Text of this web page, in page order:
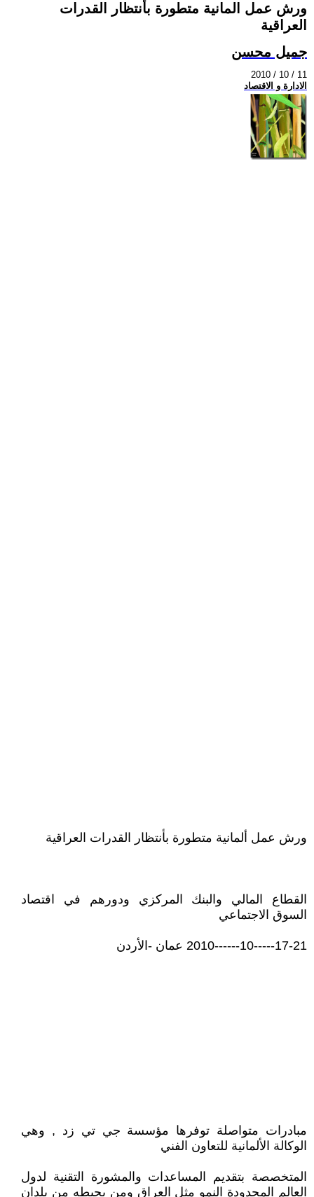
ورش عمل المانية متطورة بأنتظار القدرات
العراقية
جميل محسن
2010 / 10 / 11
الادارة و الاقتصاد
ورش عمل ألمانية متطورة بأنتظار القدرات العراقية
القطاع المالي والبنك المركزي ودورهم في اقتصاد
السوق الاجتماعي
17-21-----10------2010 عمان -الأردن
مبادرات متواصلة توفرها مؤسسة جي تي زد , وهي
الوكالة الألمانية للتعاون الفني
المتخصصة بتقديم المساعدات والمشورة التقنية لدول
العالم المحدودة النمو مثل العراق ومن يحيطه من بلدان